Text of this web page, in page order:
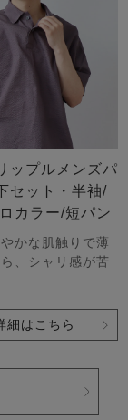
ップルメンズパ
セット・半袖/
カラー/短パン
かな肌触りで薄
、シャリ感が苦
細はこちら